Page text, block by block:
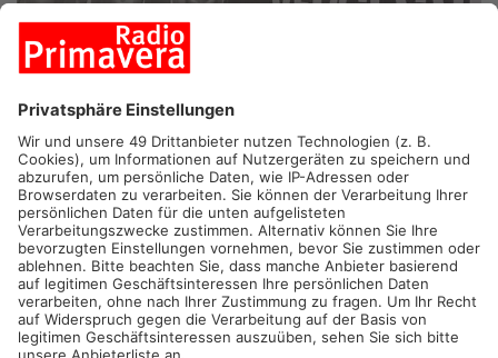
HANAU.Sechs Jahre nach dem rassistischen Anschlag von
Hanau wird heute an die Opfer erinnert. Die Stadt begeht den
Jahrestag diesmal in einem kleineren Rahmen.
Im Mittelpunkt des sechsten Jahrestages steht ein stilles
Gedenken. An den beiden Tatorten am Heumarkt und am Kurt-
Schumacher-Platz in Kesselstadt wird ein Lichtkorridor
aufgebaut, außerdem werden Kränze niedergelegt – auch an
Gräbern in Offenbach, Dietzenbach und in der Türkei. Am 19.